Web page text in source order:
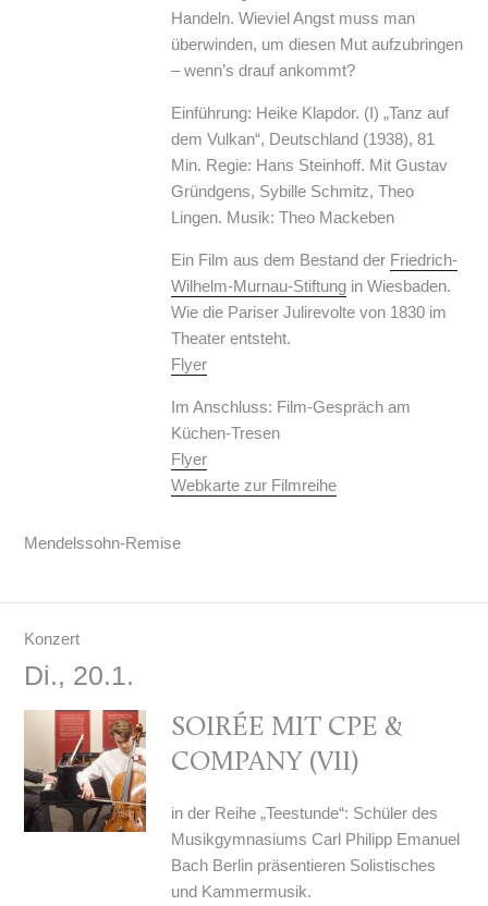
Handeln. Wieviel Angst muss man
überwinden, um diesen Mut aufzubringen
– wenn’s drauf ankommt?
Einführung: Heike Klapdor. (I) „Tanz auf
dem Vulkan“, Deutschland (1938), 81
Min. Regie: Hans Steinhoff. Mit Gustav
Gründgens, Sybille Schmitz, Theo
Lingen. Musik: Theo Mackeben
Ein Film aus dem Bestand der Friedrich-
Wilhelm-Murnau-Stiftungin Wiesbaden.
Wie die Pariser Julirevolte von 1830 im
Theater entsteht.
Flyer
Im Anschluss: Film-Gespräch am
Küchen-Tresen
Flyer
Webkarte zur Filmreihe
Mendelssohn-Remise
Konzert
Di., 20.1.
SOIRÉE MIT CPE &
COMPANY (VII)
in der Reihe „Teestunde“: Schüler des
Musikgymnasiums Carl Philipp Emanuel
Bach Berlin präsentieren Solistisches
und Kammermusik.